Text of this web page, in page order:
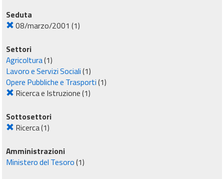
Seduta
08/marzo/2001 (1)
Settori
Agricoltura(1)
Lavoro e Servizi Sociali(1)
Opere Pubbliche e Trasporti(1)
Ricerca e Istruzione(1)
Sottosettori
Ricerca(1)
Amministrazioni
Ministero del Tesoro(1)